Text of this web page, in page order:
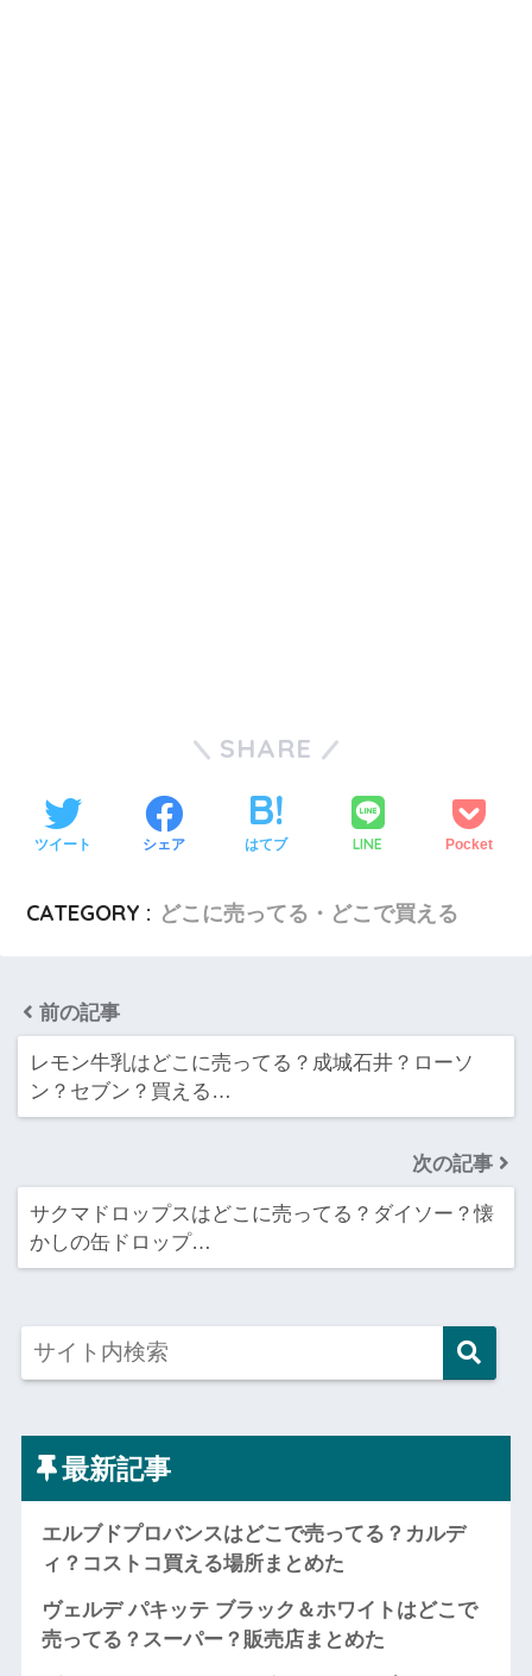
SHARE
ツイート シェア はてブ LINE Pocket
CATEGORY : どこに売ってる・どこで買える
前の記事
レモン牛乳はどこに売ってる？成城石井？ローソ
ン？セブン？買える…
次の記事
サクマドロップスはどこに売ってる？ダイソー？懐
かしの缶ドロップ…
最新記事
エルブドプロバンスはどこで売ってる？カルデ
ィ？コストコ買える場所まとめた
ヴェルデ パキッテ ブラック＆ホワイトはどこで
売ってる？スーパー？販売店まとめた